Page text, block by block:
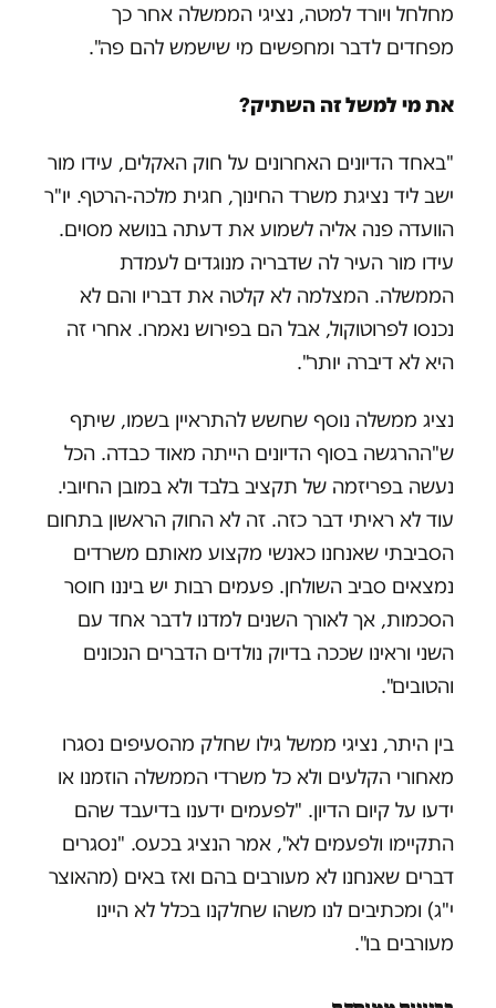
מחלחל ויורד למטה, נציגי הממשלה אחר כך
מפחדים לדבר ומחפשים מי שישמש להם פה".
את מי למשל זה השתיק?
"באחד הדיונים האחרונים על חוק האקלים, עידו מור
ישב ליד נציגת משרד החינוך, חגית מלכה-הרטף. יו"ר
הוועדה פנה אליה לשמוע את דעתה בנושא מסוים.
עידו מור העיר לה שדבריה מנוגדים לעמדת
הממשלה. המצלמה לא קלטה את דבריו והם לא
נכנסו לפרוטוקול, אבל הם בפירוש נאמרו. אחרי זה
היא לא דיברה יותר".
נציג ממשלה נוסף שחשש להתראיין בשמו, שיתף
ש"ההרגשה בסוף הדיונים הייתה מאוד כבדה. הכל
נעשה בפריזמה של תקציב בלבד ולא במובן החיובי.
עוד לא ראיתי דבר כזה. זה לא החוק הראשון בתחום
הסביבתי שאנחנו כאנשי מקצוע מאותם משרדים
נמצאים סביב השולחן. פעמים רבות יש ביננו חוסר
הסכמות, אך לאורך השנים למדנו לדבר אחד עם
השני וראינו שככה בדיוק נולדים הדברים הנכונים
והטובים".
בין היתר, נציגי ממשל גילו שחלק מהסעיפים נסגרו
מאחורי הקלעים ולא כל משרדי הממשלה הוזמנו או
ידעו על קיום הדיון. "לפעמים ידענו בדיעבד שהם
התקיימו ולפעמים לא", אמר הנציג בכעס. "נסגרים
דברים שאנחנו לא מעורבים בהם ואז באים (מהאוצר
י"ג) ומכתיבים לנו משהו שחלקנו בכלל לא היינו
מעורבים בו".